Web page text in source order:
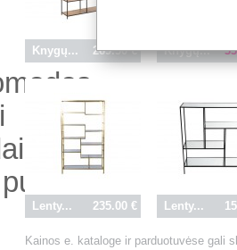
269.50 €
Knygų... Knygų...
235.00 €
Lenty... Lenty...
Kainos e. kataloge ir parduotuvėse gali